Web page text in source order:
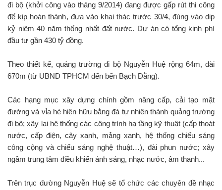
đi bộ (khởi công vào tháng 9/2014) đang được gấp rút thi công
để kịp hoàn thành, đưa vào khai thác trước 30/4, đúng vào dịp
kỷ niệm 40 năm thống nhất đất nước. Dự án có tổng kinh phí
đầu tư gần 430 tỷ đồng.
Theo thiết kế, quảng trường đi bộ Nguyễn Huệ rộng 64m, dài
670m (từ UBND TPHCM đến bến Bạch Đằng).
Các hạng mục xây dựng chính gồm nâng cấp, cải tạo mặt
đường và vỉa hè hiện hữu bằng đá tự nhiên thành quảng trường
đi bộ; xây lại hệ thống các công trình hạ tầng kỹ thuật (cấp thoát
nước, cấp điện, cây xanh, mảng xanh, hệ thống chiếu sáng
công cộng và chiếu sáng nghệ thuật…), đài phun nước; xây
ngầm trung tâm điều khiển ánh sáng, nhạc nước, âm thanh...
Trên trục đường Nguyễn Huệ sẽ tổ chức các chuyên đề nhạc